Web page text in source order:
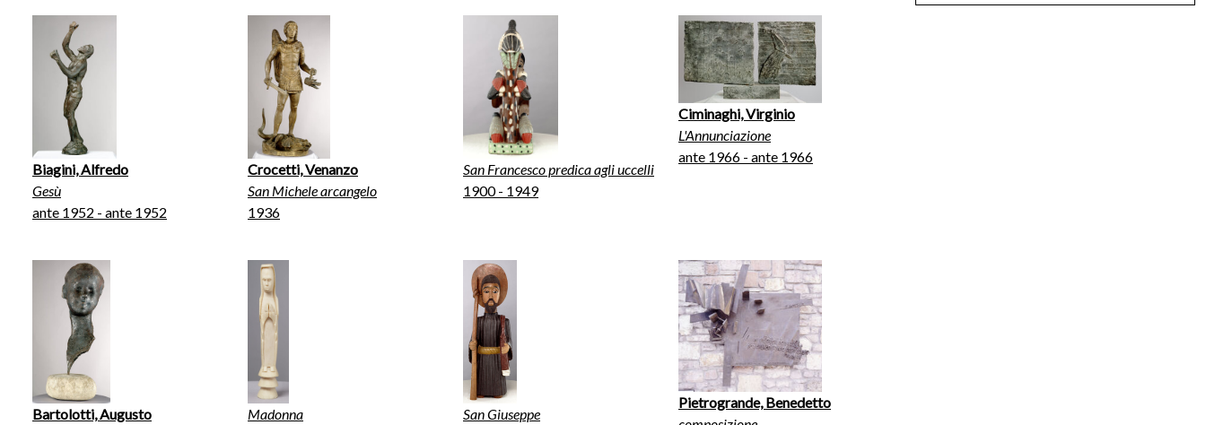
Biagini, Alfredo
Gesù
ante 1952 - ante 1952
Crocetti, Venanzo
San Michele arcangelo
1936
San Francesco predica agli uccelli
1900 - 1949
Ciminaghi, Virginio
L'Annunciazione
ante 1966 - ante 1966
Bartolotti, Augusto
Madonna
San Giuseppe
Pietrogrande, Benedetto